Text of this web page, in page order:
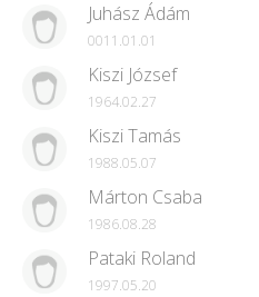
Juhász Ádám
0011.01.01
Kiszi József
1964.02.27
Kiszi Tamás
1988.05.07
Márton Csaba
1986.08.28
Pataki Roland
1997.05.20